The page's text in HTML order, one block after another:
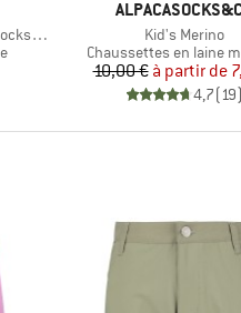
Pack
MARQUE
Article
Kid's Merino
Product group
Chaussettes en laine
Prix
10,00 € Prix
à partir de
4,7(19)